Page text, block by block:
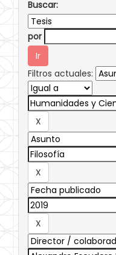
Buscar:
por
Filtros actuales: